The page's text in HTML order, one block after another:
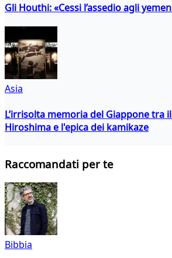
Gli Houthi: «Cessi l’assedio agli
Asia
L’irrisolta memoria del Giappone tra
Hiroshima e l'epica dei kamikaze
Raccomandati per te
Bibbia